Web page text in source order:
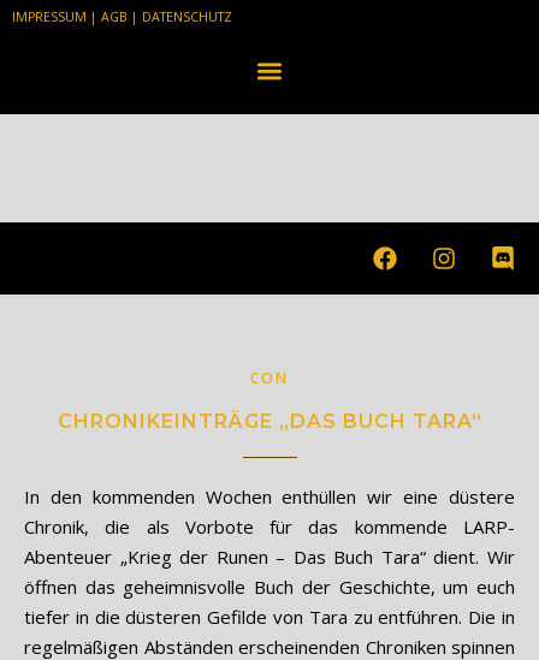
IMPRESSUM | AGB | DATENSCHUTZ
CON
CHRONIKEINTRÄGE „DAS BUCH TARA“
In den kommenden Wochen enthüllen wir eine düstere
Chronik, die als Vorbote für das kommende LARP-
Abenteuer „Krieg der Runen – Das Buch Tara“ dient. Wir
öffnen das geheimnisvolle Buch der Geschichte, um euch
tiefer in die düsteren Gefilde von Tara zu entführen. Die in
regelmäßigen Abständen erscheinenden Chroniken spinnen